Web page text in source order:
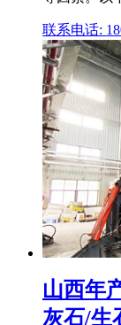
联系电话:
山西年
灰石/生